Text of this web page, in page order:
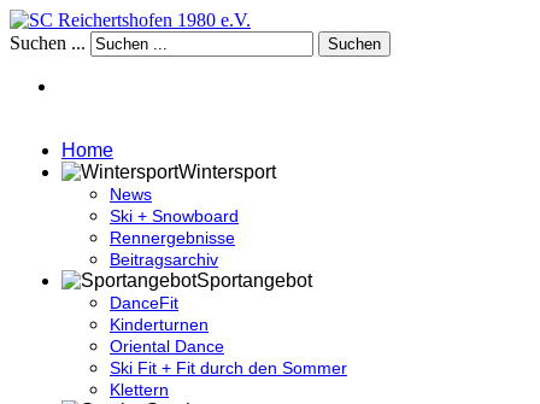
Suchen ... Suchen
Home
Wintersport
News
Ski + Snowboard
Rennergebnisse
Beitragsarchiv
Sportangebot
DanceFit
Kinderturnen
Oriental Dance
Ski Fit + Fit durch den Sommer
Klettern